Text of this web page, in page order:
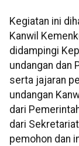
Kegiatan ini
Kanwil
didampingi
undangan dan
serta jajaran
undangan
dari
dari
pemohon dan